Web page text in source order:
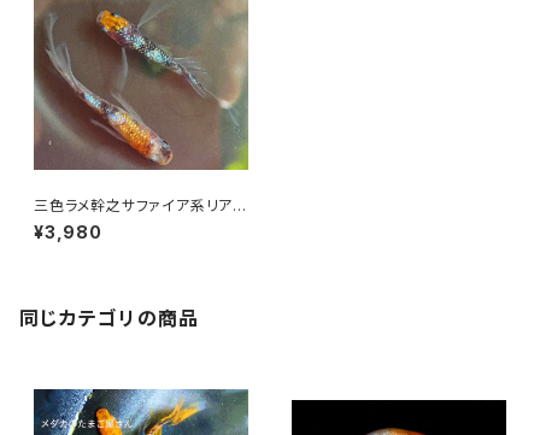
三色ラメ幹之サファイア系リアル
ロングフィン 卵20個以上
¥3,980
同じカテゴリの商品